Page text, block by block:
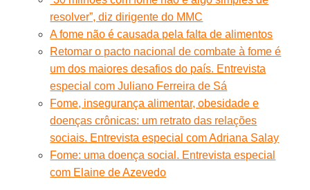
resolver”, diz dirigente do MMC
A fome não é causada pela falta de alimentos
Retomar o pacto nacional de combate à fome é
um dos maiores desafios do país. Entrevista
especial com Juliano Ferreira de Sá
Fome, insegurança alimentar, obesidade e
doenças crônicas: um retrato das relações
sociais. Entrevista especial com Adriana Salay
Fome: uma doença social. Entrevista especial
com Elaine de Azevedo